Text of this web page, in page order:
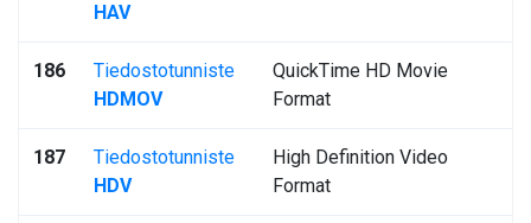
HAV
186
Tiedostotunniste
HDMOV
QuickTime HD Movie
Format
187
Tiedostotunniste
HDV
High Definition Video
Format